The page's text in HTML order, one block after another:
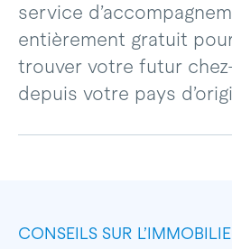
service
entièrement gratuit
trouver votre futur
depuis votre pays
CONSEILS SUR